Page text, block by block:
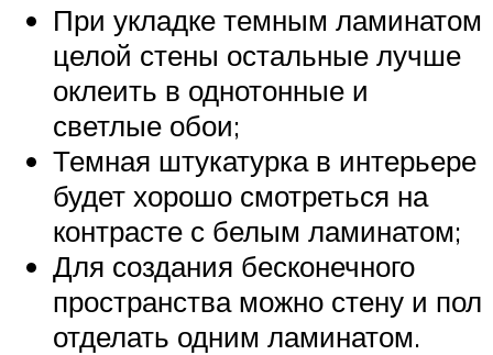
При укладке темным ламинатом
целой стены остальные лучше
оклеить в однотонные и
светлые обои;
Темная штукатурка в интерьере
будет хорошо смотреться на
контрасте с белым ламинатом;
Для создания бесконечного
пространства можно стену и пол
отделать одним ламинатом.